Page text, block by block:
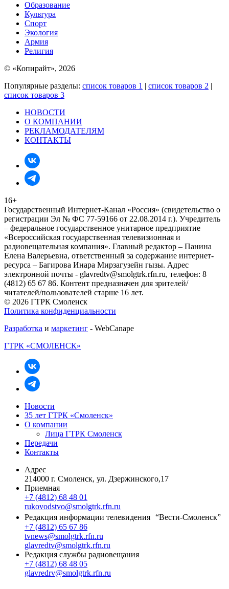
Образование
Культура
Спорт
Экология
Армия
Религия
© «Копирайт», 2026
Популярные разделы: список товаров 1 | список товаров 2 |
список товаров 3
НОВОСТИ
О КОМПАНИИ
РЕКЛАМОДАТЕЛЯМ
КОНТАКТЫ
16+
Государственный Интернет-Канал «Россия» (свидетельство о
регистрации Эл № ФС 77-59166 от 22.08.2014 г.). Учредитель
– федеральное государственное унитарное предприятие
«Всероссийская государственная телевизионная и
радиовещательная компания». Главный редактор – Панина
Елена Валерьевна, ответственный за содержание интернет-
ресурса – Багирова Инара Мирзагузейн гызы. Адрес
электронной почты - glavredtv@smolgtrk.rfn.ru, телефон: 8
(4812) 65 67 86. Контент предназначен для зрителей/
читателей/пользователей старше 16 лет.
© 2026 ГТРК Смоленск
Политика конфиденциальности
Разработка и маркетинг - WebCanape
ГТРК «СМОЛЕНСК»
Новости
35 лет ГТРК «Смоленск»
О компании
Лица ГТРК Смоленск
Передачи
Контакты
Адрес
214000 г. Смоленск, ул. Дзержинского,17
Приемная
+7 (4812) 68 48 01
rukovodstvo@smolgtrk.rfn.ru
Редакция информации телевидения “Вести-Смоленск”
+7 (4812) 65 67 86
tvnews@smolgtrk.rfn.ru
glavredtv@smolgtrk.rfn.ru
Редакция службы радиовещания
+7 (4812) 68 48 05
glavredrv@smolgtrk.rfn.ru